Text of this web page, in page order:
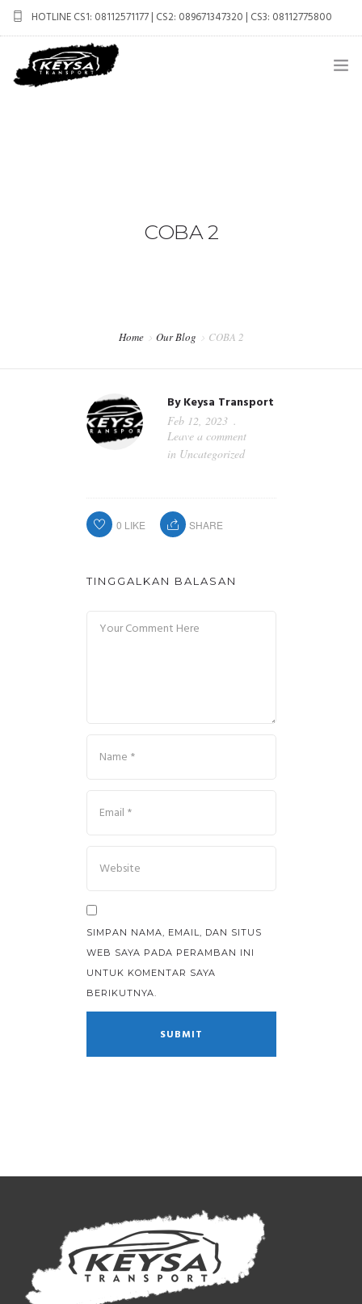
HOTLINE CS1: 08112571177 | CS2: 089671347320 | CS3: 08112775800
keysatransport.jogja@gmail.com
COBA 2
Home Our Blog COBA 2
ByKeysa Transport
Feb 12, 2023
Leave a comment
in Uncategorized
0 LIKE SHARE
TINGGALKAN BALASAN
SIMPAN NAMA, EMAIL, DAN SITUS
WEB SAYA PADA PERAMBAN INI
UNTUK KOMENTAR SAYA
BERIKUTNYA.